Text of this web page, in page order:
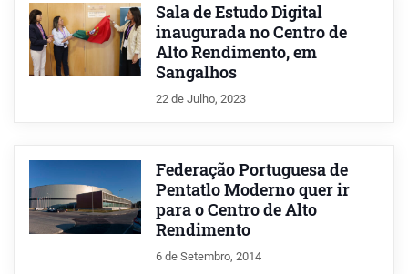
Sala de Estudo Digital
inaugurada no Centro de
Alto Rendimento, em
Sangalhos
22 de Julho, 2023
Federação Portuguesa de
Pentatlo Moderno quer ir
para o Centro de Alto
Rendimento
6 de Setembro, 2014